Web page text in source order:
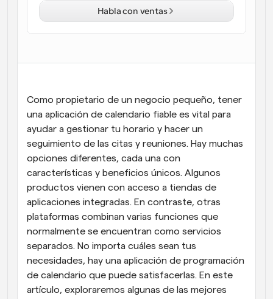
Flujos de trabajo
Automatiza la programación y los recordatorios
Reuniones Instantáneas
Reúnete con clientes en minutos
Enlaces de Grupo Dinámico
Reserva reuniones de forma fluida con varias personas
Recibe notificaciones cuando ocurra algo
Como propietario de un negocio pequeño, tener
una aplicación de calendario fiable es vital para
ayudar a gestionar tu horario y hacer un
seguimiento de las citas y reuniones. Hay muchas
opciones diferentes, cada una con
características y beneficios únicos. Algunos
productos vienen con acceso a tiendas de
aplicaciones integradas. En contraste, otras
plataformas combinan varias funciones que
normalmente se encuentran como servicios
separados. No importa cuáles sean tus
necesidades, hay una aplicación de programación
de calendario que puede satisfacerlas. En este
artículo, exploraremos algunas de las mejores
Habla con ventas